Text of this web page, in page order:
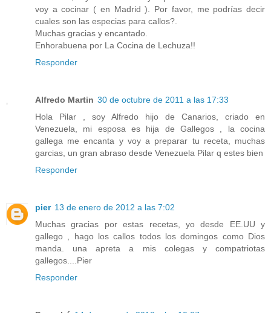
voy a cocinar ( en Madrid ). Por favor, me podrías decir
cuales son las especias para callos?.
Muchas gracias y encantado.
Enhorabuena por La Cocina de Lechuza!!
Responder
Alfredo Martin 30 de octubre de 2011 a las 17:33
Hola Pilar , soy Alfredo hijo de Canarios, criado en
Venezuela, mi esposa es hija de Gallegos , la cocina
gallega me encanta y voy a preparar tu receta, muchas
garcias, un gran abraso desde Venezuela Pilar q estes bien
Responder
pier 13 de enero de 2012 a las 7:02
Muchas gracias por estas recetas, yo desde EE.UU y
gallego , hago los callos todos los domingos como Dios
manda. una apreta a mis colegas y compatriotas
gallegos....Pier
Responder